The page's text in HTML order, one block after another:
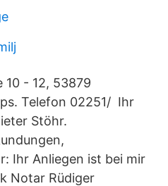
10 - 12, 53879
Telefon 02251/ Ihr
Stöhr.
Ihr Anliegen ist bei mir
Notar Rüdiger